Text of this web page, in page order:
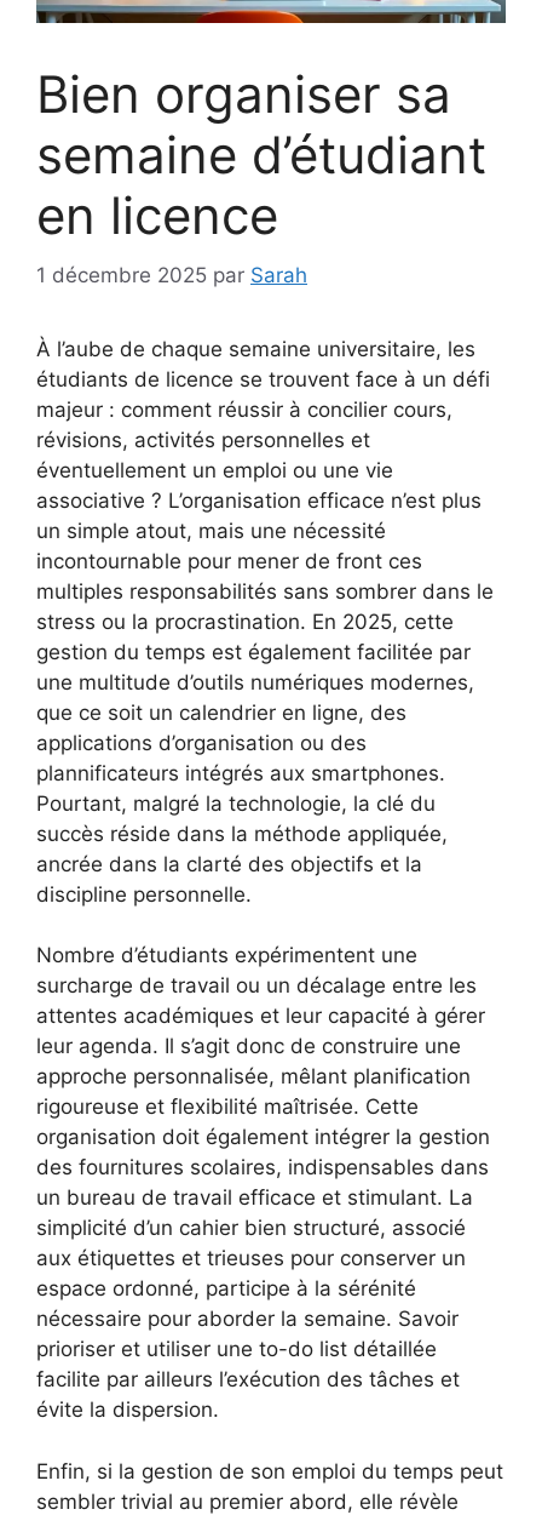
Bien organiser sa
semaine d’étudiant
en licence
1 décembre 2025 par Sarah
À l’aube de chaque semaine universitaire, les
étudiants de licence se trouvent face à un défi
majeur : comment réussir à concilier cours,
révisions, activités personnelles et
éventuellement un emploi ou une vie
associative ? L’organisation efficace n’est plus
un simple atout, mais une nécessité
incontournable pour mener de front ces
multiples responsabilités sans sombrer dans le
stress ou la procrastination. En 2025, cette
gestion du temps est également facilitée par
une multitude d’outils numériques modernes,
que ce soit un calendrier en ligne, des
applications d’organisation ou des
plannificateurs intégrés aux smartphones.
Pourtant, malgré la technologie, la clé du
succès réside dans la méthode appliquée,
ancrée dans la clarté des objectifs et la
discipline personnelle.
Nombre d’étudiants expérimentent une
surcharge de travail ou un décalage entre les
attentes académiques et leur capacité à gérer
leur agenda. Il s’agit donc de construire une
approche personnalisée, mêlant planification
rigoureuse et flexibilité maîtrisée. Cette
organisation doit également intégrer la gestion
des fournitures scolaires, indispensables dans
un bureau de travail efficace et stimulant. La
simplicité d’un cahier bien structuré, associé
aux étiquettes et trieuses pour conserver un
espace ordonné, participe à la sérénité
nécessaire pour aborder la semaine. Savoir
prioriser et utiliser une to-do list détaillée
facilite par ailleurs l’exécution des tâches et
évite la dispersion.
Enfin, si la gestion de son emploi du temps peut
sembler trivial au premier abord, elle révèle